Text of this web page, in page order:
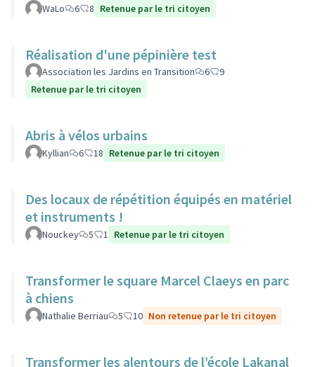
WaLo 6 8 Retenue par le tri citoyen
Réalisation d'une pépinière test
Association les Jardins en Transition 6
9
Retenue par le tri citoyen
Abris à vélos urbains
Kyllian 6 18 Retenue par le tri citoyen
Des locaux de répétition équipés en matériel
et instruments !
Nouckey 5 1 Retenue par le tri citoyen
Transformer le square Marcel Claeys en parc
à chiens
Nathalie Berriau 5 10 Non retenue par le tri citoyen
Transformer les alentours de l’école Lakanal